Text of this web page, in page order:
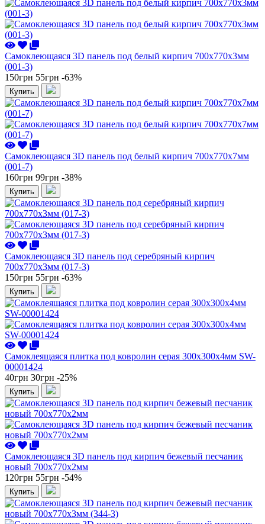
Самоклеющаяся 3D панель под белый кирпич 700x770x3мм
(001-3)
150грн 55грн -63%
Купить
Самоклеющаяся 3D панель под белый кирпич 700x770x7мм
(001-7)
160грн 99грн -38%
Купить
Самоклеющаяся 3D панель под серебряный кирпич
700x770x3мм (017-3)
150грн 55грн -63%
Купить
Самоклеящаяся плитка под ковролин серая 300х300х4мм SW-
00001424
40грн 30грн -25%
Купить
Самоклеющаяся 3D панель под кирпич бежевый песчаник
новый 700x770x2мм
120грн 55грн -54%
Купить